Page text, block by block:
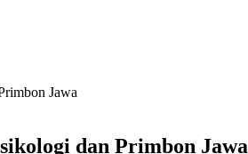
Jawa
dan Primbon Jawa